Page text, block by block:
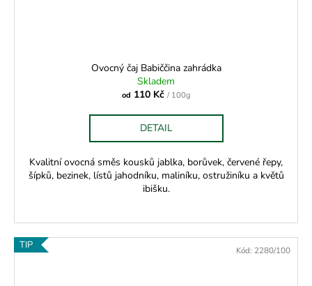
Ovocný čaj Babiččina zahrádka
Skladem
od 110 Kč / 100g
DETAIL
Kvalitní ovocná směs kousků jablka, borůvek, červené řepy,
šípků, bezinek, lístů jahodníku, maliníku, ostružiníku a květů
ibišku.
TIP Kód: 2280/100